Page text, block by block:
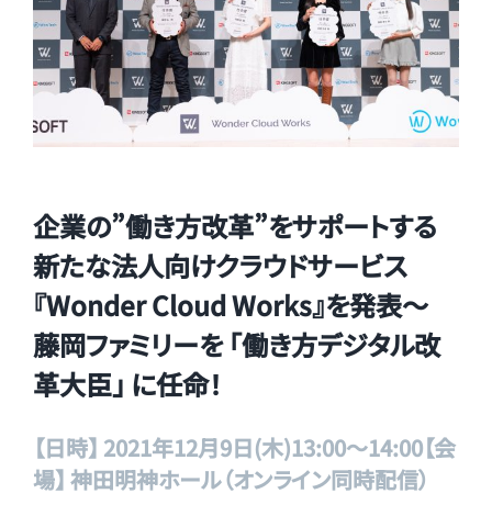
企業の”働き方改革”をサポートする
新たな法人向けクラウドサービス
『Wonder Cloud Works』を発表～
藤岡ファミリーを 「働き方デジタル改
革大臣」 に任命！
【日時】 2021年12月9日(木)13:00～14:00【会
場】 神田明神ホール（オンライン同時配信）